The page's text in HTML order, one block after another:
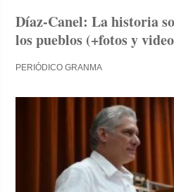
Díaz-Canel: La historia
los pueblos (+fotos y
PERIÓDICO GRANMA